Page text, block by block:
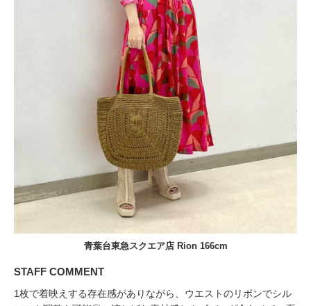
青葉台東急スクエア店 Rion 166cm
STAFF COMMENT
1枚で着映えする存在感がありながら、ウエストのリボンでシル